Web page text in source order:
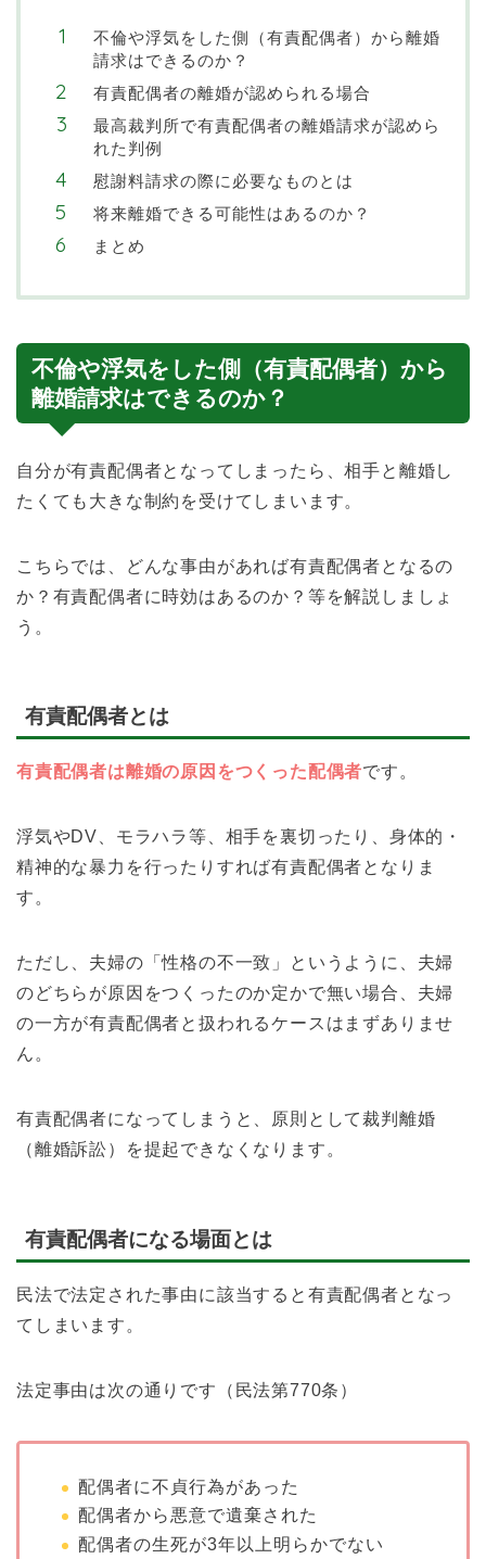
不倫や浮気をした側（有責配偶者）から離婚
請求はできるのか？
有責配偶者の離婚が認められる場合
最高裁判所で有責配偶者の離婚請求が認めら
れた判例
慰謝料請求の際に必要なものとは
将来離婚できる可能性はあるのか？
まとめ
不倫や浮気をした側（有責配偶者）から
離婚請求はできるのか？
自分が有責配偶者となってしまったら、相手と離婚し
たくても大きな制約を受けてしまいます。
こちらでは、どんな事由があれば有責配偶者となるの
か？有責配偶者に時効はあるのか？等を解説しましょ
う。
有責配偶者とは
有責配偶者は離婚の原因をつくった配偶者です。
浮気やDV、モラハラ等、相手を裏切ったり、身体的・
精神的な暴力を行ったりすれば有責配偶者となりま
す。
ただし、夫婦の「性格の不一致」というように、夫婦
のどちらが原因をつくったのか定かで無い場合、夫婦
の一方が有責配偶者と扱われるケースはまずありませ
ん。
有責配偶者になってしまうと、原則として裁判離婚
（離婚訴訟）を提起できなくなります。
有責配偶者になる場面とは
民法で法定された事由に該当すると有責配偶者となっ
てしまいます。
法定事由は次の通りです（民法第770条）
配偶者に不貞行為があった
配偶者から悪意で遺棄された
配偶者の生死が3年以上明らかでない